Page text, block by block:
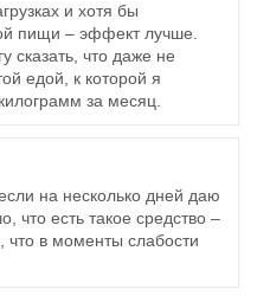
и хотя бы
пищи – эффект лучше.
сказать, что даже не
едой, к которой я
за месяц.
на несколько дней даю
что есть такое средство –
что в моменты слабости